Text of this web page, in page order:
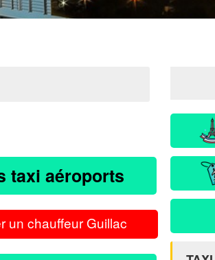
taxi aéroports
un chauffeur Guillac